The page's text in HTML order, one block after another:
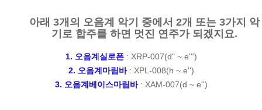
아래 3개의 오음계 악기 중에서 2개 또는 3가지 악
기로 합주를 하면 멋진 연주가 되겠지요.
1. 오음계실로폰: XRP-007(d" ~ e''')
2. 오음계마림바: XPL-008(h ~ e'')
3. 오음계베이스마림바: XAM-007(d ~ e'')